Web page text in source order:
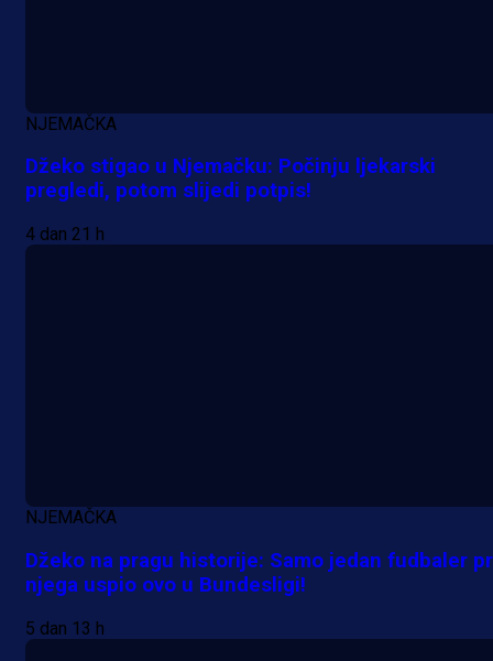
A Selekcija
Da li je selektor zadovoljan: Evo
je Barbarez rekao o transferu
Alajbegovića u Juventus!
NJEMAČKA
Džeko stigao u Njemačku: Počinju ljekarski
pregledi, potom slijedi potpis!
4 dan 21 h
NJEMAČKA
Džeko na pragu historije: Samo jedan fudbaler
njega uspio ovo u Bundesligi!
5 dan 13 h